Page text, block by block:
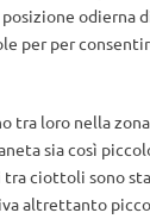
odierna
per per
tra loro nella
sia così
ciottoli sono
altrettanto